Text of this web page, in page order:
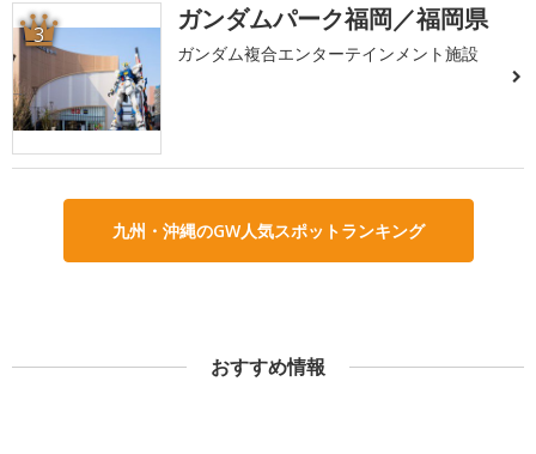
3 ガンダムパーク福岡／福岡県
ガンダム複合エンターテインメント施設
九州・沖縄のGW人気スポットランキング
おすすめ情報